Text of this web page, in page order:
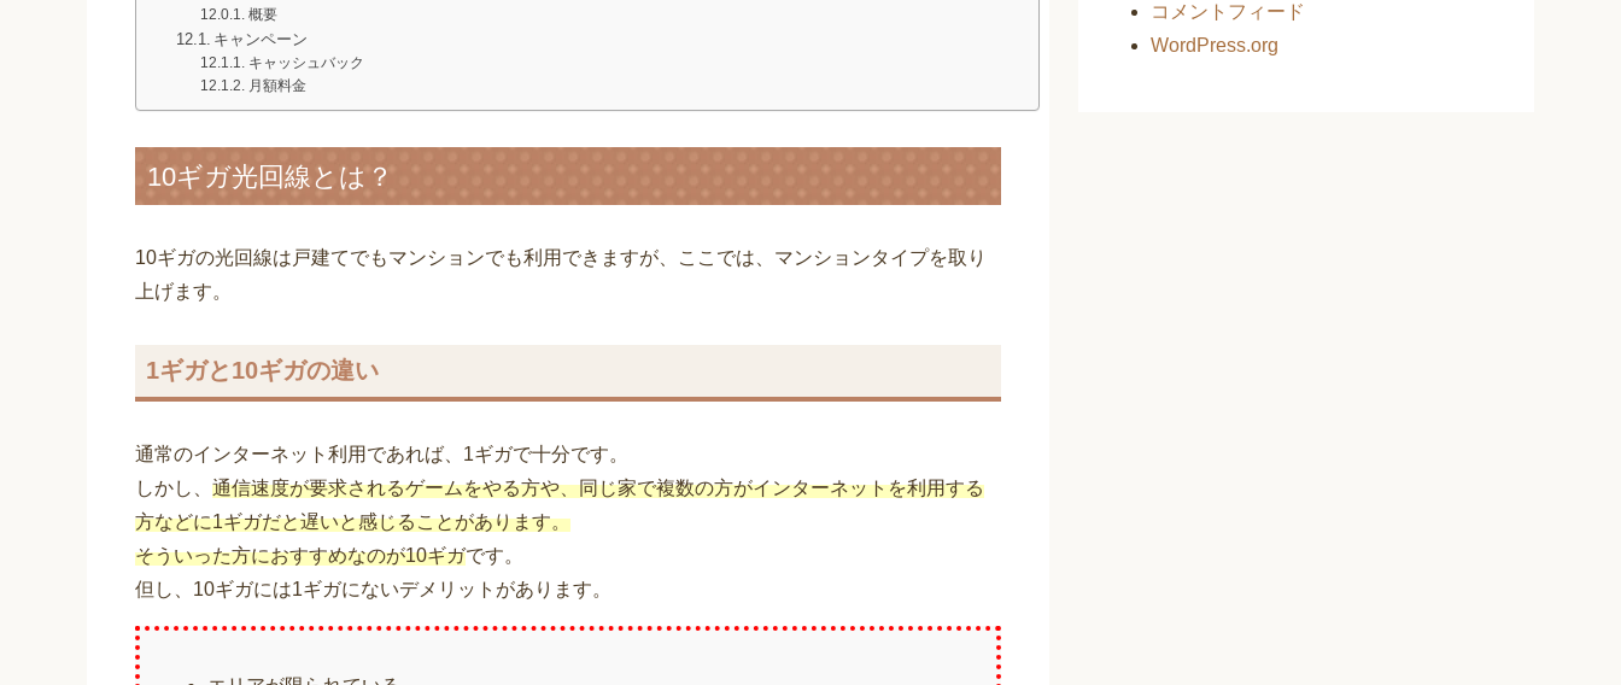
概要
キャンペーン
キャッシュバック
月額料金
10ギガ光回線とは？
10ギガの光回線は戸建てでもマンションでも利用できますが、ここでは、マンションタイプを取り
上げます。
1ギガと10ギガの違い
通常のインターネット利用であれば、1ギガで十分です。
しかし、 通信速度が要求されるゲームをやる方や、同じ家で複数の方がインターネットを利用する
方などに1ギガだと遅いと感じることがあります。
そういった方におすすめなのが10ギガです。
但し、10ギガには1ギガにないデメリットがあります。
コメントフィード
WordPress.org